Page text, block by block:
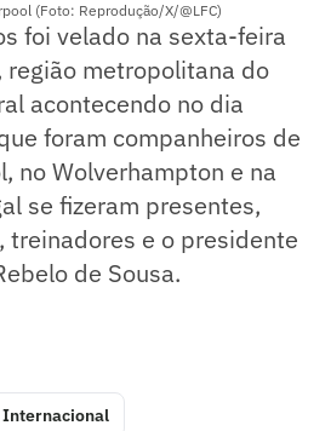
(Foto: Reprodução/X/@LFC)
foi velado na sexta-feira
região metropolitana do
acontecendo no dia
foram companheiros de
no Wolverhampton e na
se fizeram presentes,
treinadores e o presidente
de Sousa.
Internacional